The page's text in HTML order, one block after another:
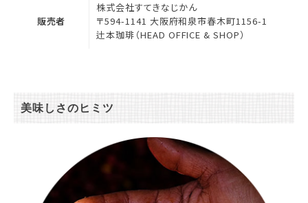
販売者
株式会社すてきなじかん
〒594-1141 大阪府和泉市春木町1156-1
辻本珈琲（HEAD OFFICE & SHOP）
美味しさのヒミツ